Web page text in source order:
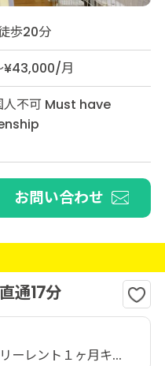
歩20分
¥43,000/月
不可 Must have
お問い合わせ
通17分
ーレント１ヶ月キ...